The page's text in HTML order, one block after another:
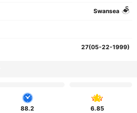
Swansea
27(05-22-1999)
88.2 6.85